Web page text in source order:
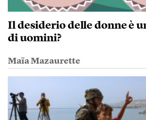
Il desiderio delle donne è
di uomini?
Maïa Mazaurette